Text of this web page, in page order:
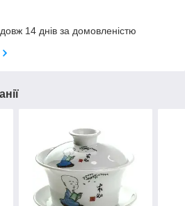
14 днів за домовленістю